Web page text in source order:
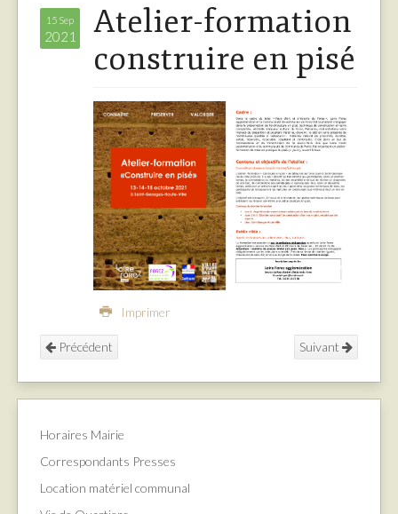
15 Sep
2021
Atelier-formation
construire en pisé
Imprimer
Précédent Suivant
Horaires Mairie
Correspondants Presses
Location matériel communal